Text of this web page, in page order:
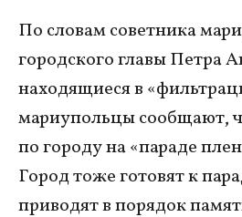
По словам советника
городского главы Петра
находящиеся в
мариупольцы сообщают,
по городу на «параде
Город тоже готовят к
приводят в порядок